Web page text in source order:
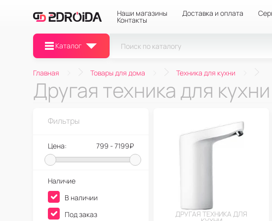
Наши магазины Доставка и оплата
Контакты
Каталог
Главная Товары для дома Техника для кухни
Другая техника для кухни
ДРУГАЯ ТЕХНИКА ДЛЯ
Фильтры
Цена: 799 - 7199₽
Наличие
В наличии
Под заказ